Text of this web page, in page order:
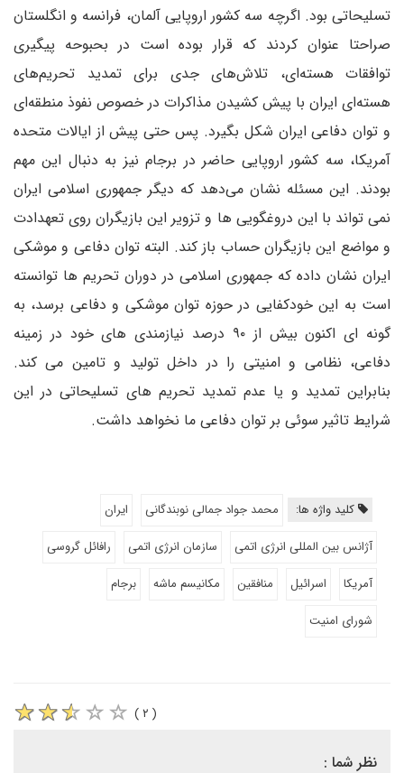
تسلیحاتی بود. اگرچه سه کشور اروپایی آلمان، فرانسه و انگلستان
صراحتا عنوان کردند که قرار بوده است در بحبوحه پیگیری
توافقات هسته‌ای، تلاش‌های جدی برای تمدید تحریم‌های
هسته‌ای ایران با پیش کشیدن مذاکرات در خصوص نفوذ منطقه‌ای
و توان دفاعی ایران شکل بگیرد. پس حتی پیش از ایالات متحده
آمریکا، سه کشور اروپایی حاضر در برجام نیز به دنبال این مهم
بودند. این مسئله نشان می‌دهد که دیگر جمهوری اسلامی ایران
نمی تواند با این دروغگویی ها و تزویر این بازیگران روی تعهدادت
و مواضع این بازیگران حساب باز کند. البته توان دفاعی و موشکی
ایران نشان داده که جمهوری اسلامی در دوران تحریم ها توانسته
است به این خودکفایی در حوزه توان موشکی و دفاعی برسد، به
گونه ای اکنون بیش از ۹۰ درصد نیازمندی های خود در زمینه
دفاعی، نظامی و امنیتی را در داخل تولید و تامین می کند.
بنابراین تمدید و یا عدم تمدید تحریم های تسلیحاتی در این
شرایط تاثیر سوئی بر توان دفاعی ما نخواهد داشت.
کلید واژه ها: محمد جواد جمالی نوبندگانی
ایران
آژانس بین المللی انرژی اتمی
سازمان انرژی اتمی
رافائل گروسی
آمریکا
اسرائیل منافقین مکانیسم ماشه
برجام
شورای امنیت
( ۲ )
نظر شما :